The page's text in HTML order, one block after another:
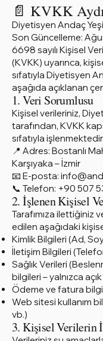
📄 KVKK
Diyetisyen Andaç
Son Güncelleme:
6698 sayılı Kişisel
(KVKK) uyarınca,
sıfatıyla Diyetisyen
aşağıda açıklanan
1. Veri Sorumlusu
Kişisel verileriniz,
tarafından, KVKK
sıfatıyla işlenmektedir.
📍 Adres: Bostanlı
Karşıyaka – İzmir
📧 E-posta:
📞 Telefon: +90 507
2. İşlenen Kişisel
Tarafımıza ilettiğiniz
edilen aşağıdaki
Kimlik Bilgileri (Ad,
İletişim Bilgileri
Sağlık Verileri
bilgileri – yalnızca açık
Ödeme ve fatura
Web sitesi kullanım
vb.)
3. Kişisel Verilerin